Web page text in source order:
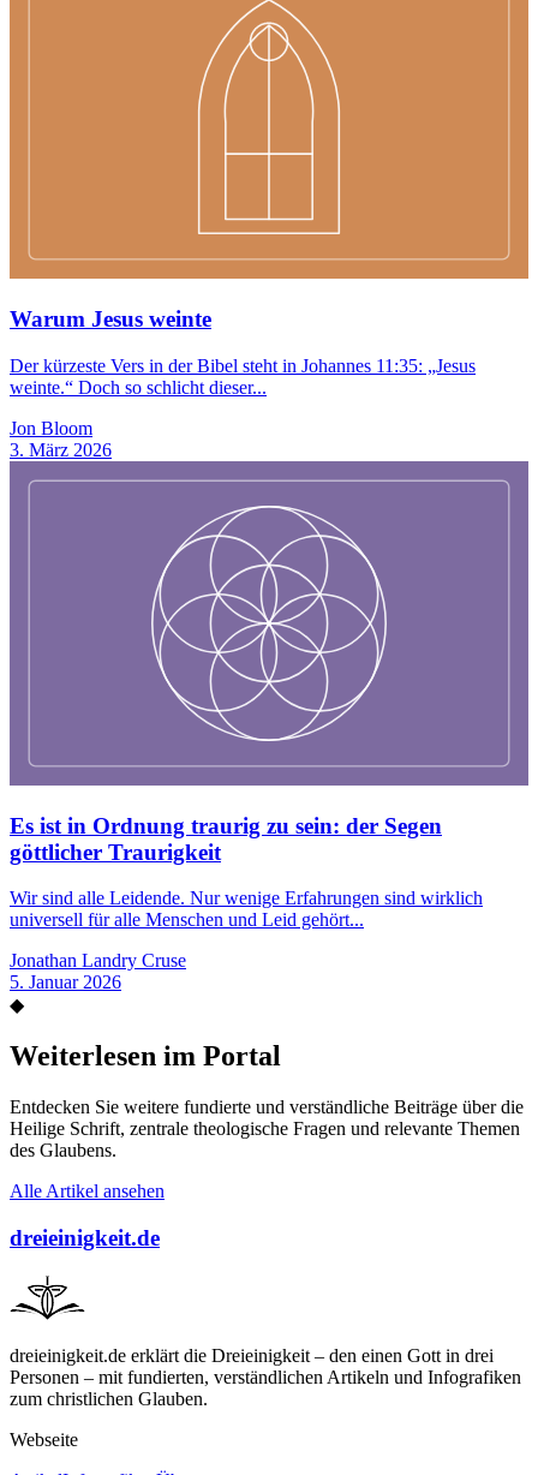
Warum Jesus weinte
Der kürzeste Vers in der Bibel steht in Johannes 11:35: „Jesus
weinte.“ Doch so schlicht dieser...
Jon Bloom
3. März 2026
Es ist in Ordnung traurig zu sein: der Segen
göttlicher Traurigkeit
Wir sind alle Leidende. Nur wenige Erfahrungen sind wirklich
universell für alle Menschen und Leid gehört...
Jonathan Landry Cruse
5. Januar 2026
◆
Weiterlesen im Portal
Entdecken Sie weitere fundierte und verständliche Beiträge über die
Heilige Schrift, zentrale theologische Fragen und relevante Themen
des Glaubens.
Alle Artikel ansehen
dreieinigkeit.de
dreieinigkeit.de erklärt die Dreieinigkeit – den einen Gott in drei
Personen – mit fundierten, verständlichen Artikeln und Infografiken
zum christlichen Glauben.
Webseite